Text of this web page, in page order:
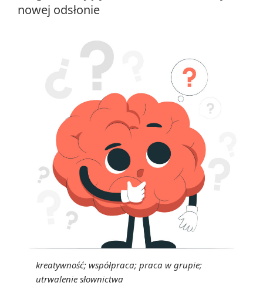
nowej odsłonie
kreatywność; współpraca; praca w grupie;
utrwalenie słownictwa